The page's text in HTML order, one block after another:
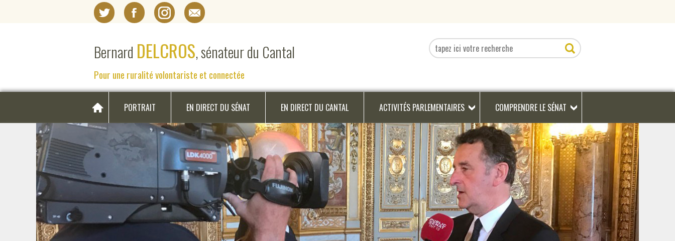
Bernard DELCROS, sénateur du Cantal
Pour une ruralité volontariste et connectée
PORTRAIT EN DIRECT DU SÉNAT EN DIRECT DU CANTAL ACTIVITÉS PARLEMENTAIRES COMPRENDRE LE SÉNAT